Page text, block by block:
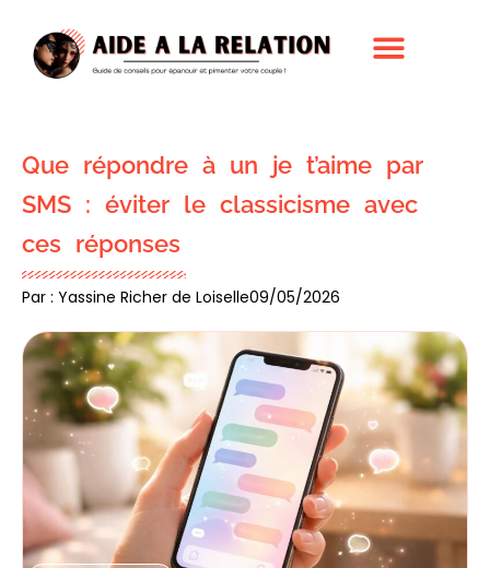
Que répondre à un je t’aime par
SMS : éviter le classicisme avec
ces réponses
Par : Yassine Richer de Loiselle09/05/2026